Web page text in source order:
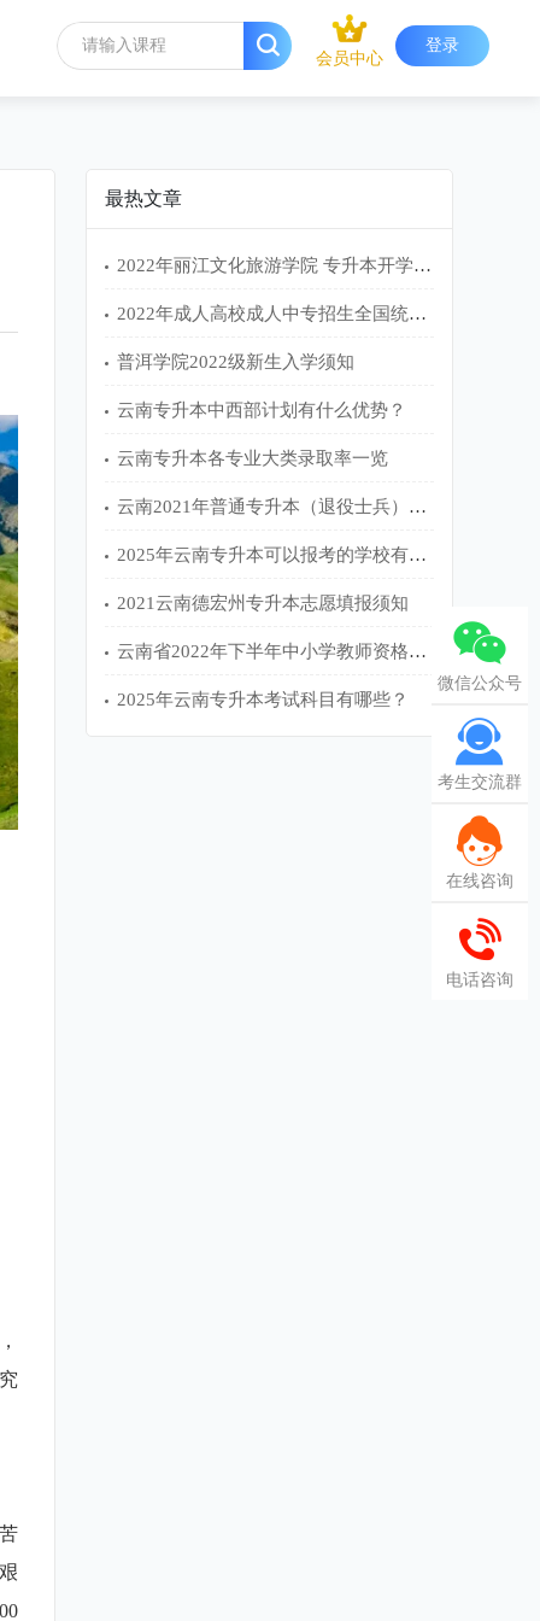
会员中心
登录
最热文章
2022年丽江文化旅游学院 专升本开学入学须知
2022年成人高校成人中专招生全国统一考试报名工作的通知
普洱学院2022级新生入学须知
云南专升本中西部计划有什么优势？
云南专升本各专业大类录取率一览
云南2021年普通专升本（退役士兵）免试名单
2025年云南专升本可以报考的学校有哪些？
2021云南德宏州专升本志愿填报须知
云南省2022年下半年中小学教师资格考试（笔试）公告
2025年云南专升本考试科目有哪些？
微信公众号
考生交流群
在线咨询
电话咨询